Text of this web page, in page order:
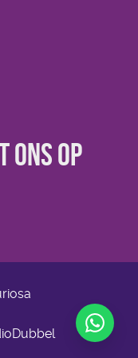
ons op